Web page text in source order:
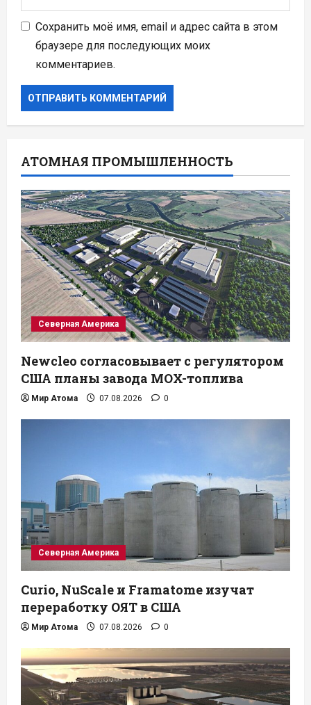
Сохранить моё имя, email и адрес сайта в этом
браузере для последующих моих
комментариев.
АТОМНАЯ ПРОМЫШЛЕННОСТЬ
Северная Америка
Newcleo согласовывает с регулятором
США планы завода MOX-топлива
Мир Атома 07.08.2026 0
Северная Америка
Curio, NuScale и Framatome изучат
переработку ОЯТ в США
Мир Атома 07.08.2026 0